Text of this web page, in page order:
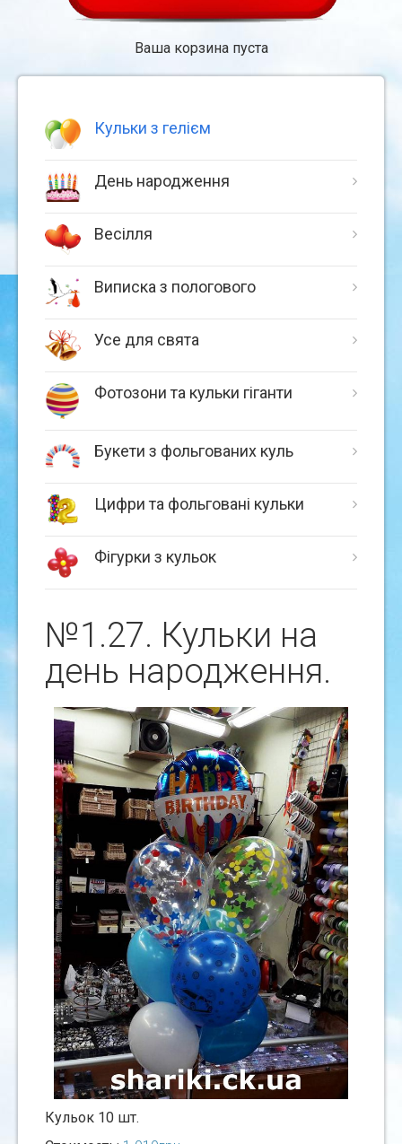
Ваша корзина пуста
Кульки з гелієм
День народження
Весілля
Виписка з пологового
Усе для свята
Фотозони та кульки гіганти
Букети з фольгованих куль
Цифри та фольговані кульки
Фігурки з кульок
№1.27. Кульки на
день народження.
Кульок 10 шт.